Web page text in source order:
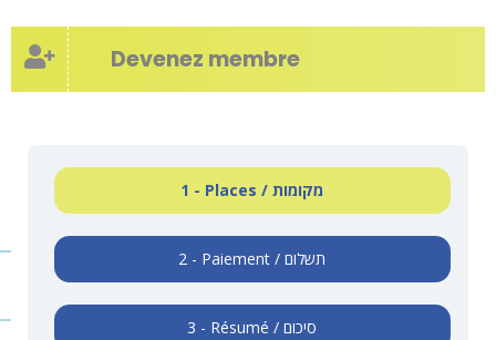
Devenez membre
1 - Places / מקומות
2 - Paiement / תשלום
3 - Résumé / סיכום